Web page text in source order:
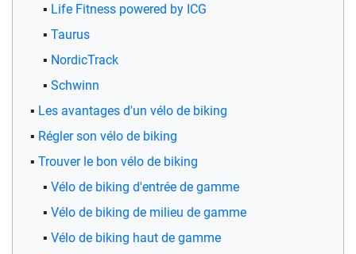
Life Fitness powered by ICG
Taurus
NordicTrack
Schwinn
Les avantages d'un vélo de biking
Régler son vélo de biking
Trouver le bon vélo de biking
Vélo de biking d'entrée de gamme
Vélo de biking de milieu de gamme
Vélo de biking haut de gamme